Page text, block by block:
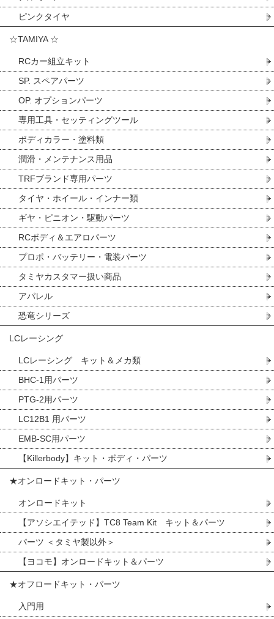
ピンクタイヤ
☆TAMIYA ☆
RCカー組立キット
SP. スペアパーツ
OP. オプションパーツ
専用工具・セッティングツール
ボディカラー・塗料類
潤滑・メンテナンス用品
TRFブランド専用パーツ
タイヤ・ホイール・インナー類
ギヤ・ピニオン・駆動パーツ
RCボディ＆エアロパーツ
プロポ・バッテリー・電装パーツ
タミヤカスタマー扱い商品
アパレル
恐竜シリーズ
LCレーシング
LCレーシング キット＆メカ類
BHC-1用パーツ
PTG-2用パーツ
LC12B1 用パーツ
EMB-SC用パーツ
【Killerbody】キット・ボディ・パーツ
★オンロードキット・パーツ
オンロードキット
【アソシエイテッド】TC8 Team Kit キット＆パーツ
パーツ ＜タミヤ製以外＞
【ヨコモ】オンロードキット＆パーツ
★オフロードキット・パーツ
入門用